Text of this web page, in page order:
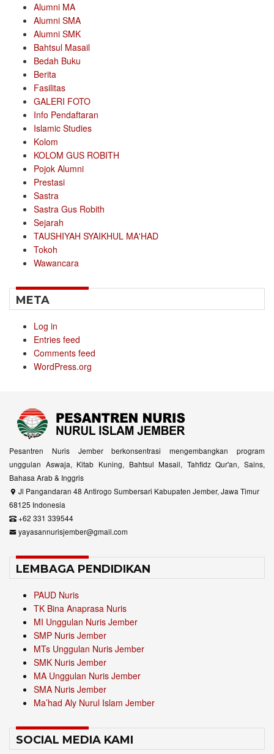
Alumni MA
Alumni SMA
Alumni SMK
Bahtsul Masail
Bedah Buku
Berita
Fasilitas
GALERI FOTO
Info Pendaftaran
Islamic Studies
Kolom
KOLOM GUS ROBITH
Pojok Alumni
Prestasi
Sastra
Sastra Gus Robith
Sejarah
TAUSHIYAH SYAIKHUL MA'HAD
Tokoh
Wawancara
META
Log in
Entries feed
Comments feed
WordPress.org
Pesantren Nuris Jember berkonsentrasi mengembangkan program
unggulan Aswaja, Kitab Kuning, Bahtsul Masail, Tahfidz Qur'an, Sains,
Bahasa Arab & Inggris
Jl Pangandaran 48 Antirogo Sumbersari Kabupaten Jember, Jawa Timur
68125 Indonesia
+62 331 339544
yayasannurisjember@gmail.com
LEMBAGA PENDIDIKAN
PAUD Nuris
TK Bina Anaprasa Nuris
MI Unggulan Nuris Jember
SMP Nuris Jember
MTs Unggulan Nuris Jember
SMK Nuris Jember
MA Unggulan Nuris Jember
SMA Nuris Jember
Ma’had Aly Nurul Islam Jember
SOCIAL MEDIA KAMI